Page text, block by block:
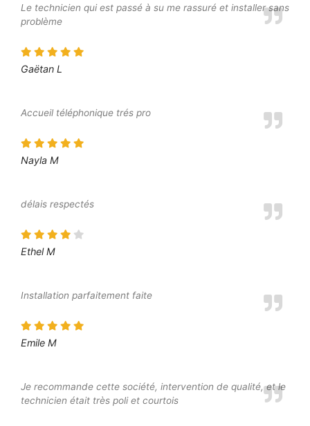
Le technicien qui est passé à su me rassuré et installer sans
problème
Gaëtan L
Accueil téléphonique trés pro
Nayla M
délais respectés
Ethel M
Installation parfaitement faite
Emile M
Je recommande cette société, intervention de qualité, et le
technicien était très poli et courtois